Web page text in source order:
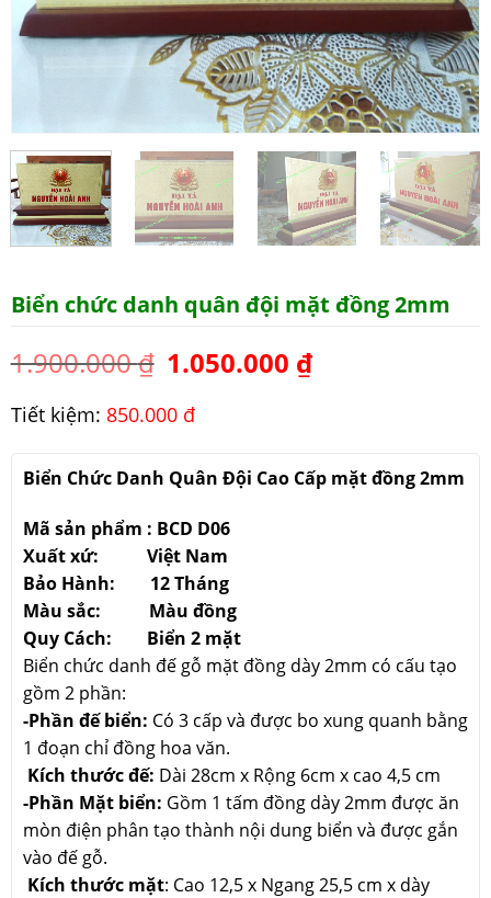
Biển chức danh quân đội mặt đồng 2mm
1.900.000₫ 1.050.000 ₫
Tiết kiệm: 850.000 đ
Biển Chức Danh Quân Đội Cao Cấp mặt đồng 2mm
Mã sản phẩm : BCD D06
Xuất xứ: Việt Nam
Bảo Hành: 12 Tháng
Màu sắc: Màu đồng
Quy Cách: Biển 2 mặt
Biển chức danh đế gỗ mặt đồng dày 2mm có cấu tạo
gồm 2 phần:
-Phần đế biển: Có 3 cấp và được bo xung quanh bằng
1 đoạn chỉ đồng hoa văn.
Kích thước đế: Dài 28cm x Rộng 6cm x cao 4,5 cm
-Phần Mặt biển: Gồm 1 tấm đồng dày 2mm được ăn
mòn điện phân tạo thành nội dung biển và được gắn
vào đế gỗ.
Kích thước mặt: Cao 12,5 x Ngang 25,5 cm x dày